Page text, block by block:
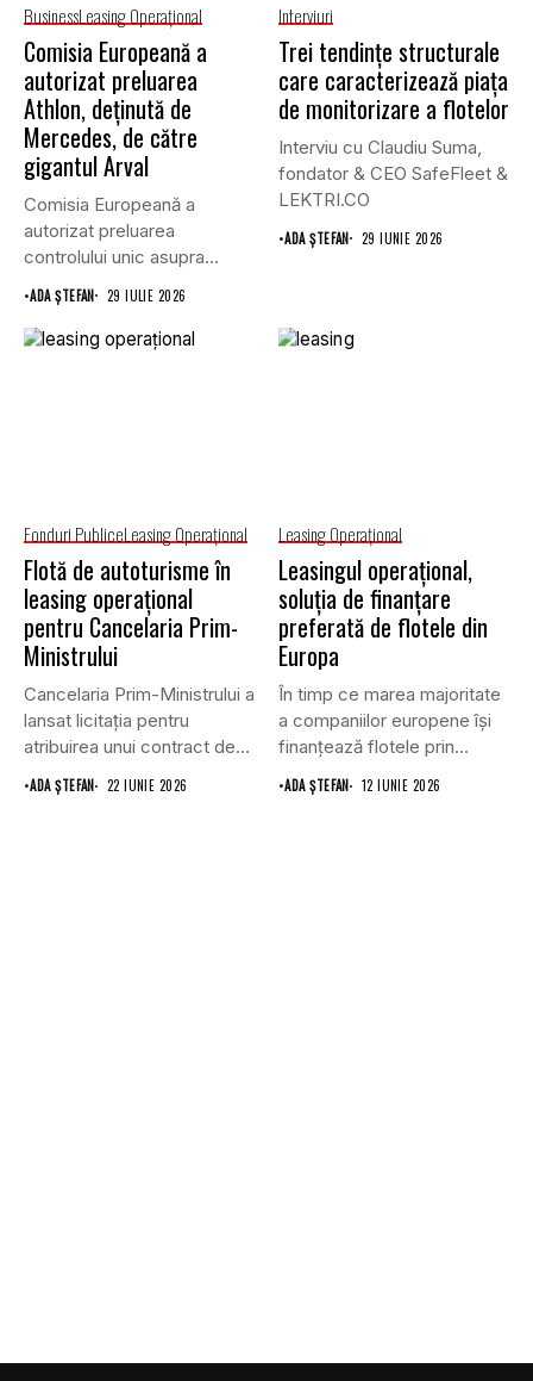
BusinessLeasing Operaţional
Comisia Europeană a
autorizat preluarea
Athlon, deținută de
Mercedes, de către
gigantul Arval
Comisia Europeană a
autorizat preluarea
controlului unic asupra
companiei de leasing
Athlon...
•ADA ȘTEFAN 29 IULIE 2026
Interviuri
Trei tendințe structurale
care caracterizează piața
de monitorizare a flotelor
Interviu cu Claudiu Suma,
fondator & CEO SafeFleet &
LEKTRI.CO
•ADA ȘTEFAN 29 IUNIE 2026
Fonduri PubliceLeasing Operaţional
Flotă de autoturisme în
leasing operațional
pentru Cancelaria Prim-
Ministrului
Cancelaria Prim-Ministrului a
lansat licitația pentru
atribuirea unui contract de
furnizare a...
•ADA ȘTEFAN 22 IUNIE 2026
Leasing Operaţional
Leasingul operațional,
soluția de finanțare
preferată de flotele din
Europa
În timp ce marea majoritate
a companiilor europene își
finanțează flotele prin...
•ADA ȘTEFAN 12 IUNIE 2026